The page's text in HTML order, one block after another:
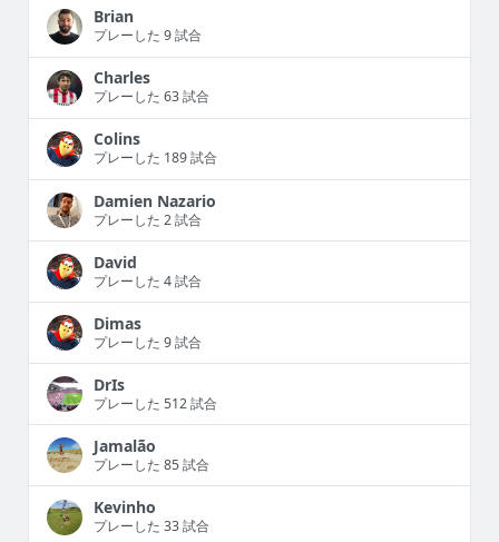
Brian
プレーした 9 試合
Charles
プレーした 63 試合
Colins
プレーした 189 試合
Damien Nazario
プレーした 2 試合
David
プレーした 4 試合
Dimas
プレーした 9 試合
DrIs
プレーした 512 試合
Jamalão
プレーした 85 試合
Kevinho
プレーした 33 試合